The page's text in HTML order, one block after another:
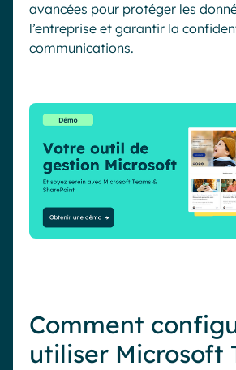
avancées pour protéger les
l’entreprise et garantir la
communications.
Comment
utiliser Microsoft